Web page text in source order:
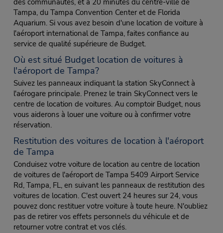
des communautés, et à 20 minutes du centre-ville de
Tampa, du Tampa Convention Center et de Florida
Aquarium. Si vous avez besoin d'une location de voiture à
l'aéroport international de Tampa, faites confiance au
service de qualité supérieure de Budget.
Où est situé Budget location de voitures à
l'aéroport de Tampa?
Suivez les panneaux indiquant la station SkyConnect à
l'aérogare principale. Prenez le train SkyConnect vers le
centre de location de voitures. Au comptoir Budget, nous
vous aiderons à louer une voiture ou à confirmer votre
réservation.
Restitution des voitures de location à l'aéroport
de Tampa
Conduisez votre voiture de location au centre de location
de voitures de l'aéroport de Tampa 5409 Airport Service
Rd, Tampa, FL, en suivant les panneaux de restitution des
voitures de location. C'est ouvert 24 heures sur 24, vous
pouvez donc restituer votre voiture à toute heure. N'oubliez
pas de retirer vos effets personnels du véhicule et de
retourner votre contrat et vos clés.